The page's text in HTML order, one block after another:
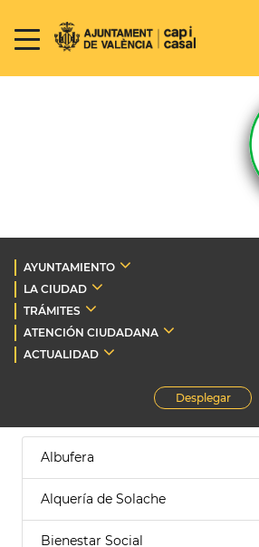
AYUNTAMIENTO
LA CIUDAD
TRÁMITES
ATENCIÓN CIUDADANA
ACTUALIDAD
Desplegar
Albufera
Alquería de Solache
Bienestar Social